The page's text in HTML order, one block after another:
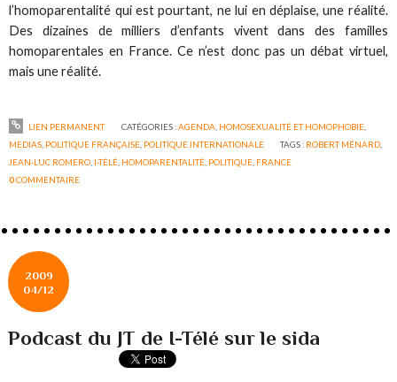
l’homoparentalité qui est pourtant, ne lui en déplaise, une réalité.
Des dizaines de milliers d’enfants vivent dans des familles
homoparentales en France. Ce n’est donc pas un débat virtuel,
mais une réalité.
LIEN PERMANENT CATÉGORIES :AGENDA HOMOSEXUALITÉ ET HOMOPHOBIE,
MEDIAS POLITIQUE FRANÇAISE POLITIQUE INTERNATIONALE TAGS : ROBERT MÉNARD
JEAN-LUC ROMERO I-TÉLÉ HOMOPARENTALITÉ POLITIQUE FRANCE
0COMMENTAIRE
2009
04/12
Podcast du JT de I-Télé sur le sida